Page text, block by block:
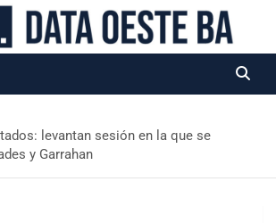
BA
levantan sesión en la que se
y Garrahan